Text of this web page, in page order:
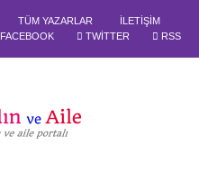
TÜM YAZARLAR
İLETIŞIM
FACEBOOK
TWITTER RSS